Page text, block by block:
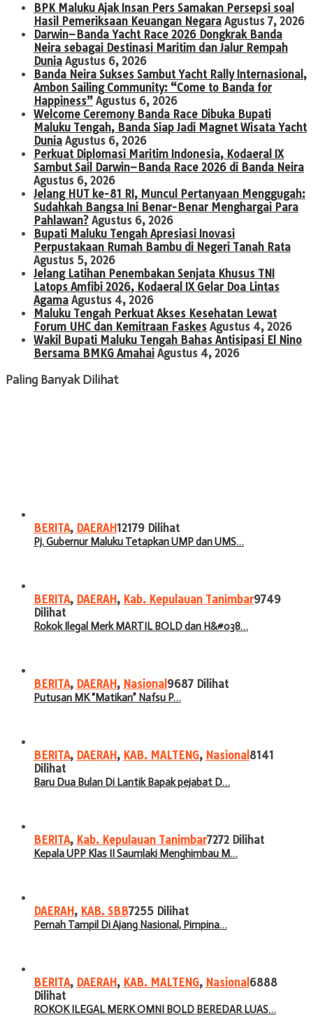
BPK Maluku Ajak Insan Pers Samakan Persepsi soal
Hasil Pemeriksaan Keuangan Negara Agustus 7, 2026
Darwin–Banda Yacht Race 2026 Dongkrak Banda
Neira sebagai Destinasi Maritim dan Jalur Rempah
Dunia Agustus 6, 2026
Banda Neira Sukses Sambut Yacht Rally Internasional,
Ambon Sailing Community: “Come to Banda for
Happiness” Agustus 6, 2026
Welcome Ceremony Banda Race Dibuka Bupati
Maluku Tengah, Banda Siap Jadi Magnet Wisata Yacht
Dunia Agustus 6, 2026
Perkuat Diplomasi Maritim Indonesia, Kodaeral IX
Sambut Sail Darwin–Banda Race 2026 di Banda Neira
Agustus 6, 2026
Jelang HUT ke-81 RI, Muncul Pertanyaan Menggugah:
Sudahkah Bangsa Ini Benar-Benar Menghargai Para
Pahlawan? Agustus 6, 2026
Bupati Maluku Tengah Apresiasi Inovasi
Perpustakaan Rumah Bambu di Negeri Tanah Rata
Agustus 5, 2026
Jelang Latihan Penembakan Senjata Khusus TNI
Latops Amfibi 2026, Kodaeral IX Gelar Doa Lintas
Agama Agustus 4, 2026
Maluku Tengah Perkuat Akses Kesehatan Lewat
Forum UHC dan Kemitraan Faskes Agustus 4, 2026
Wakil Bupati Maluku Tengah Bahas Antisipasi El Nino
Bersama BMKG Amahai Agustus 4, 2026
Paling Banyak Dilihat
BERITA, DAERAH12179 Dilihat
Pj. Gubernur Maluku Tetapkan UMP dan UMS…
BERITA, DAERAH, Kab. Kepulauan Tanimbar9749
Dilihat
Rokok Ilegal Merk MARTIL BOLD dan H&#038…
BERITA, DAERAH, Nasional 9687 Dilihat
Putusan MK “Matikan” Nafsu P…
BERITA, DAERAH, KAB. MALTENG, Nasional 8141
Dilihat
Baru Dua Bulan Di Lantik Bapak pejabat D…
BERITA, Kab. Kepulauan Tanimbar7272 Dilihat
Kepala UPP Klas II Saumlaki Menghimbau M…
DAERAH, KAB. SBB7255 Dilihat
Pernah Tampil Di Ajang Nasional, Pimpina…
BERITA, DAERAH, KAB. MALTENG, Nasional 6888
Dilihat
ROKOK ILEGAL MERK OMNI BOLD BEREDAR LUAS…